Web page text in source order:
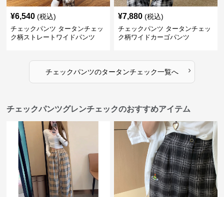
¥6,540 (税込)
チェックパンツ タータンチェッ
ク柄ストレートワイドパンツ
¥7,880 (税込)
チェックパンツ タータンチェッ
ク柄ワイドカーゴパンツ
チェックパンツのタータンチェック一覧へ ›
チェックパンツグレンチェックのおすすめアイテム